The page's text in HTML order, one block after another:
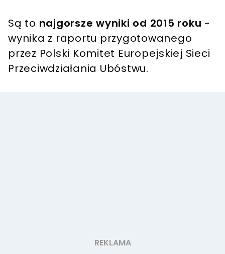
Są to najgorsze wyniki od 2015 roku -
wynika z raportu przygotowanego
przez Polski Komitet Europejskiej Sieci
Przeciwdziałania Ubóstwu.